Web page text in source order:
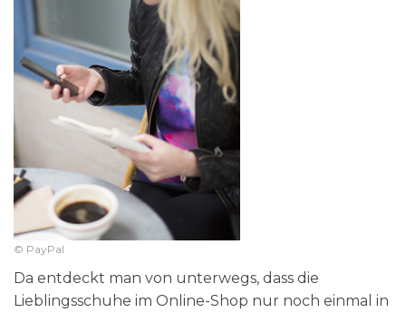
© PayPal
Da entdeckt man von unterwegs, dass die
Lieblingsschuhe im Online-Shop nur noch einmal in